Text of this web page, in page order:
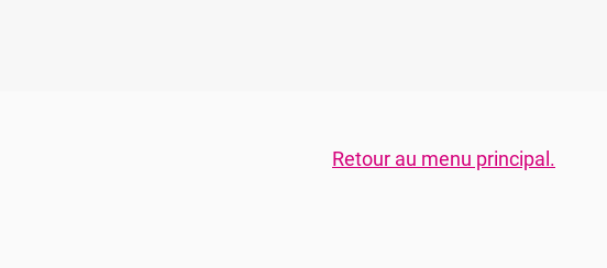
Retour au menu principal.